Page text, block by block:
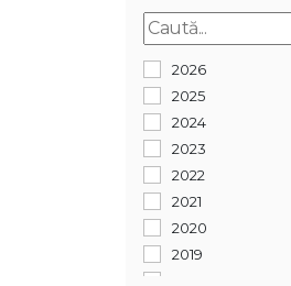
2026
2025
2024
2023
2022
2021
2020
2019